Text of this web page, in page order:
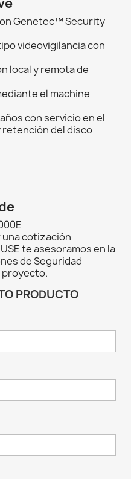
Genetec™ Security
videovigilancia con
local y remota de
el machine
con servicio en el
retención del disco
cotización
te asesoramos en la
de Seguridad
proyecto.
PRODUCTO